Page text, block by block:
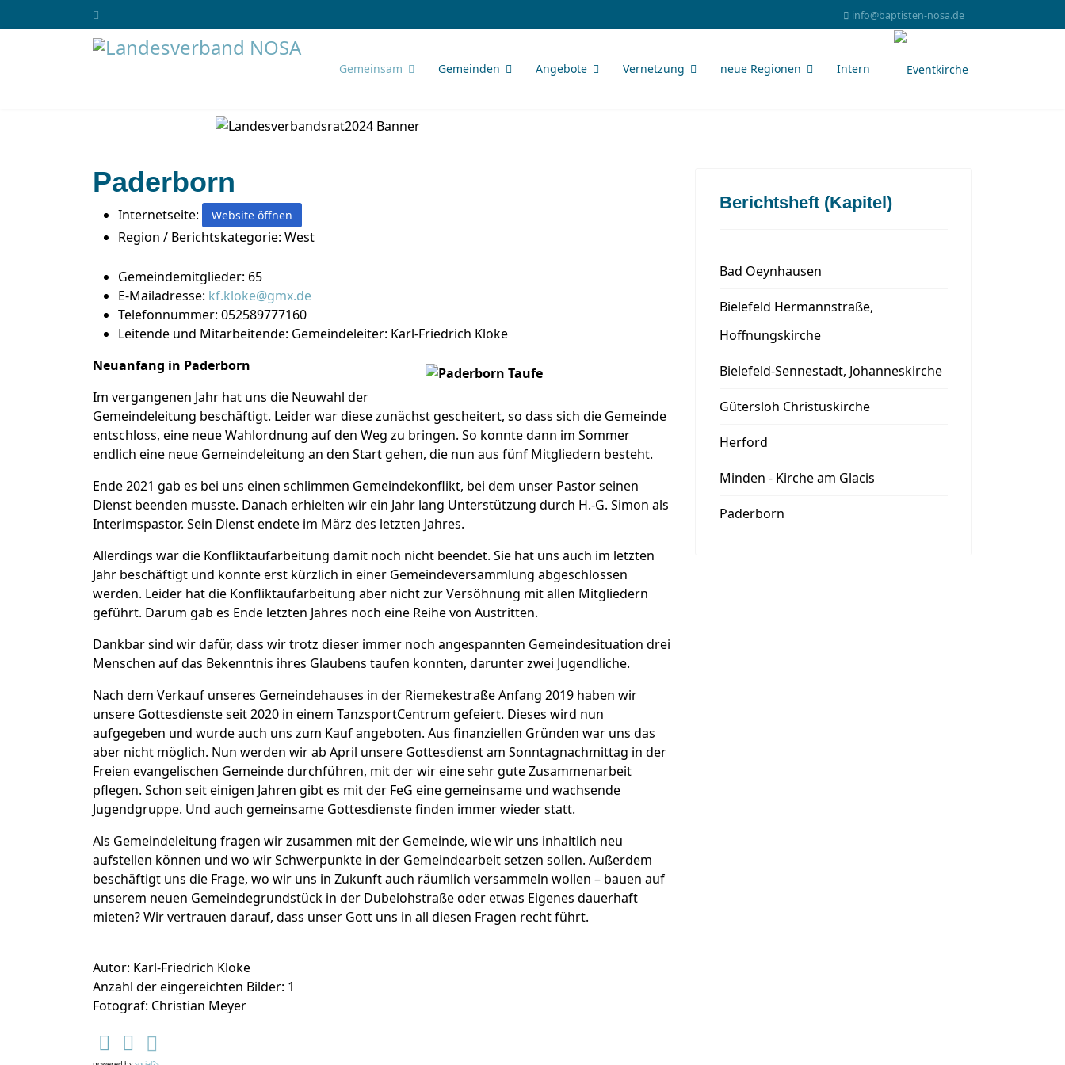
info@baptisten-nosa.de
Gemeinsam Gemeinden Angebote Vernetzung neue Regionen Intern
Paderborn
Internetseite: Website öffnen
Region / Berichtskategorie: West
Gemeindemitglieder: 65
E-Mailadresse: kf.kloke@gmx.de
Telefonnummer: 052589777160
Leitende und Mitarbeitende: Gemeindeleiter: Karl-Friedrich Kloke
Neuanfang in Paderborn
Im vergangenen Jahr hat uns die Neuwahl der
Gemeindeleitung beschäftigt. Leider war diese zunächst gescheitert, so dass sich die Gemeinde
entschloss, eine neue Wahlordnung auf den Weg zu bringen. So konnte dann im Sommer
endlich eine neue Gemeindeleitung an den Start gehen, die nun aus fünf Mitgliedern besteht.
Ende 2021 gab es bei uns einen schlimmen Gemeindekonflikt, bei dem unser Pastor seinen
Dienst beenden musste. Danach erhielten wir ein Jahr lang Unterstützung durch H.-G. Simon als
Interimspastor. Sein Dienst endete im März des letzten Jahres.
Allerdings war die Konfliktaufarbeitung damit noch nicht beendet. Sie hat uns auch im letzten
Jahr beschäftigt und konnte erst kürzlich in einer Gemeindeversammlung abgeschlossen
werden. Leider hat die Konfliktaufarbeitung aber nicht zur Versöhnung mit allen Mitgliedern
geführt. Darum gab es Ende letzten Jahres noch eine Reihe von Austritten.
Dankbar sind wir dafür, dass wir trotz dieser immer noch angespannten Gemeindesituation drei
Menschen auf das Bekenntnis ihres Glaubens taufen konnten, darunter zwei Jugendliche.
Nach dem Verkauf unseres Gemeindehauses in der Riemekestraße Anfang 2019 haben wir
unsere Gottesdienste seit 2020 in einem TanzsportCentrum gefeiert. Dieses wird nun
aufgegeben und wurde auch uns zum Kauf angeboten. Aus finanziellen Gründen war uns das
aber nicht möglich. Nun werden wir ab April unsere Gottesdienst am Sonntagnachmittag in der
Freien evangelischen Gemeinde durchführen, mit der wir eine sehr gute Zusammenarbeit
pflegen. Schon seit einigen Jahren gibt es mit der FeG eine gemeinsame und wachsende
Jugendgruppe. Und auch gemeinsame Gottesdienste finden immer wieder statt.
Als Gemeindeleitung fragen wir zusammen mit der Gemeinde, wie wir uns inhaltlich neu
aufstellen können und wo wir Schwerpunkte in der Gemeindearbeit setzen sollen. Außerdem
beschäftigt uns die Frage, wo wir uns in Zukunft auch räumlich versammeln wollen – bauen auf
unserem neuen Gemeindegrundstück in der Dubelohstraße oder etwas Eigenes dauerhaft
mieten? Wir vertrauen darauf, dass unser Gott uns in all diesen Fragen recht führt.
Autor: Karl-Friedrich Kloke
Anzahl der eingereichten Bilder: 1
Fotograf: Christian Meyer
Berichtsheft (Kapitel)
Bad Oeynhausen
Bielefeld Hermannstraße,
Hoffnungskirche
Bielefeld-Sennestadt, Johanneskirche
Gütersloh Christuskirche
Herford
Minden - Kirche am Glacis
Paderborn